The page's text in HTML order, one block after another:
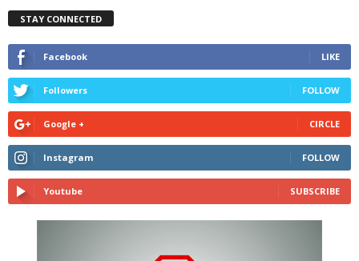
STAY CONNECTED
Facebook LIKE
Followers FOLLOW
Google + CIRCLE
Instagram FOLLOW
Youtube SUBSCRIBE